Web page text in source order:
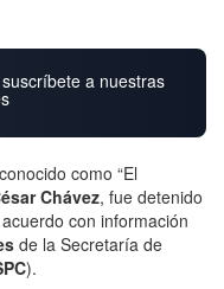
a nuestras
como “El
Chávez, fue detenido
con información
de la Secretaría de
).